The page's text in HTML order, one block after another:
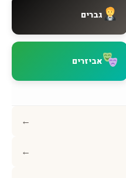
גברים
אביזרים
←
←